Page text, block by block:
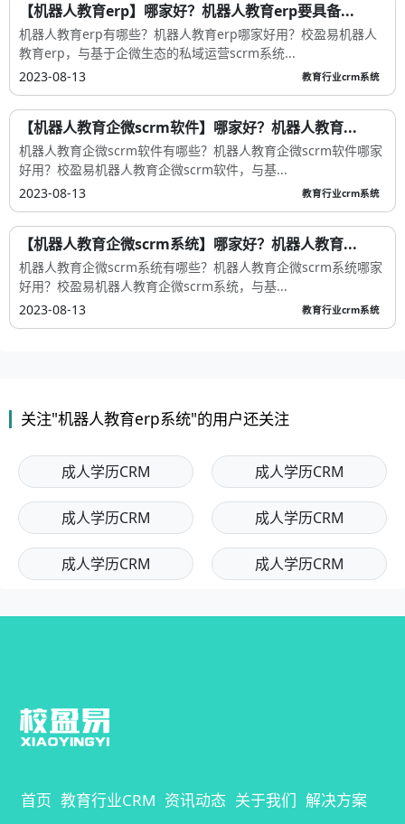
【机器人教育erp】哪家好？机器人教育erp要具备...
机器人教育erp有哪些？机器人教育erp哪家好用？校盈易机器人
教育erp，与基于企微生态的私域运营scrm系统...
2023-08-13
教育行业crm系统
【机器人教育企微scrm软件】哪家好？机器人教育...
机器人教育企微scrm软件有哪些？机器人教育企微scrm软件哪家
好用？校盈易机器人教育企微scrm软件，与基...
2023-08-13
教育行业crm系统
【机器人教育企微scrm系统】哪家好？机器人教育...
机器人教育企微scrm系统有哪些？机器人教育企微scrm系统哪家
好用？校盈易机器人教育企微scrm系统，与基...
2023-08-13
教育行业crm系统
关注"机器人教育erp系统"的用户还关注
成人学历CRM 成人学历CRM
成人学历CRM 成人学历CRM
成人学历CRM 成人学历CRM
首页 教育行业CRM 资讯动态 关于我们 解决方案